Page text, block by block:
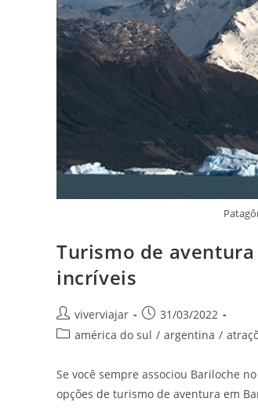
Turismo de
incríveis
Autor
do
viverviajar
Post
publicado:
31/03/2022
Categoria
américa do sul / argentina /
Se você sempre associou Bariloche
opções de turismo de aventura em